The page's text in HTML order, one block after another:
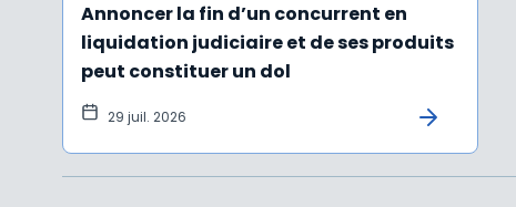
Annoncer la fin d’un concurrent en
liquidation judiciaire et de ses produits
peut constituer un dol
29 juil. 2026